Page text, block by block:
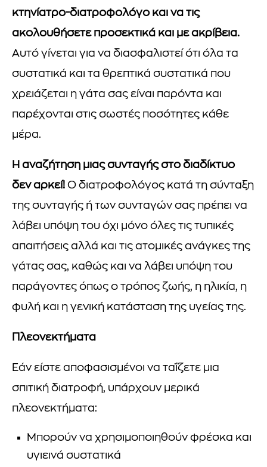
κτηνίατρο-διατροφολόγο και να τις
ακολουθήσετε προσεκτικά και με ακρίβεια.
Αυτό γίνεται για να διασφαλιστεί ότι όλα τα
συστατικά και τα θρεπτικά συστατικά που
χρειάζεται η γάτα σας είναι παρόντα και
παρέχονται στις σωστές ποσότητες κάθε
μέρα.
Η αναζήτηση μιας συνταγής στο διαδίκτυο
δεν αρκεί! Ο διατροφολόγος κατά τη σύνταξη
της συνταγής ή των συνταγών σας πρέπει να
λάβει υπόψη του όχι μόνο όλες τις τυπικές
απαιτήσεις αλλά και τις ατομικές ανάγκες της
γάτας σας, καθώς και να λάβει υπόψη του
παράγοντες όπως ο τρόπος ζωής, η ηλικία, η
φυλή και η γενική κατάσταση της υγείας της.
Πλεονεκτήματα
Εάν είστε αποφασισμένοι να ταΐζετε μια
σπιτική διατροφή, υπάρχουν μερικά
πλεονεκτήματα:
Μπορούν να χρησιμοποιηθούν φρέσκα και
υγιεινά συστατικά